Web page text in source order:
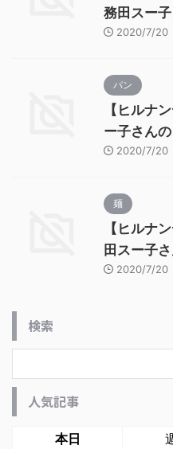
務田スー子
2020/7/20
パン
【ヒルナ
ー子さんの
2020/7/20
麺
【ヒルナ
田スー子
2020/7/20
検索
人気記事
本日